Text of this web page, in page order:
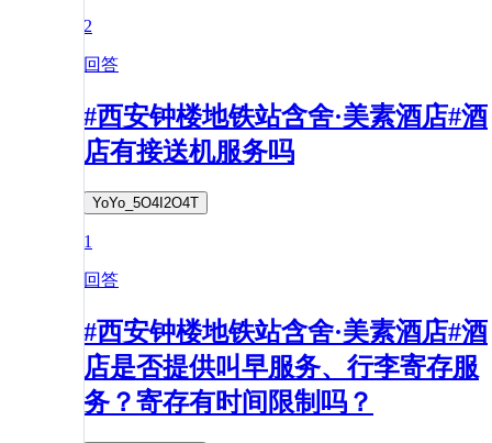
2
回答
#西安钟楼地铁站含舍·美素酒店#酒
店有接送机服务吗
YoYo_5O4I2O4T
1
回答
#西安钟楼地铁站含舍·美素酒店#酒
店是否提供叫早服务、行李寄存服
务？寄存有时间限制吗？